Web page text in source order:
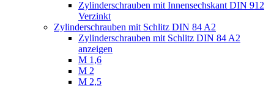
Zylinderschrauben mit Innensechskant DIN 912
Verzinkt
Zylinderschrauben mit Schlitz DIN 84 A2
Zylinderschrauben mit Schlitz DIN 84 A2
anzeigen
M 1,6
M 2
M 2,5